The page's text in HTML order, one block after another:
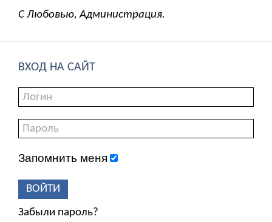
С Любовью, Администрация.
ВХОД НА САЙТ
Запомнить меня
ВОЙТИ
Забыли пароль?